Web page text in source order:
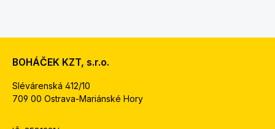
BOHÁČEK KZT, s.r.o.
Slévárenská 412/10
709 00 Ostrava-Mariánské Hory